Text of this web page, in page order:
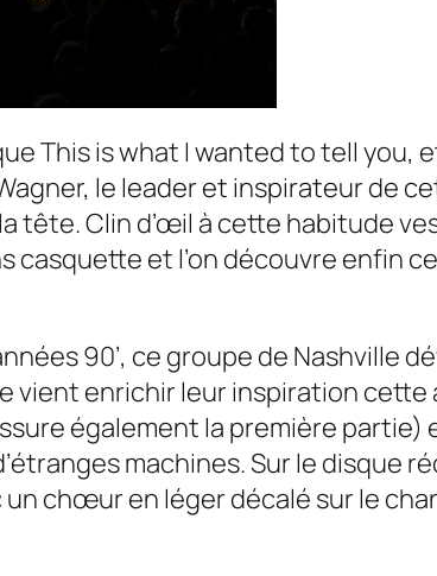
This is what I wanted to tell you,
le leader et inspirateur de
tête. Clin d’œil à cette habitude
et l’on découvre enfin ce
90’, ce groupe de Nashville
vient enrichir leur inspiration cette
également la première partie)
machines. Sur le disque
chœur en léger décalé sur le